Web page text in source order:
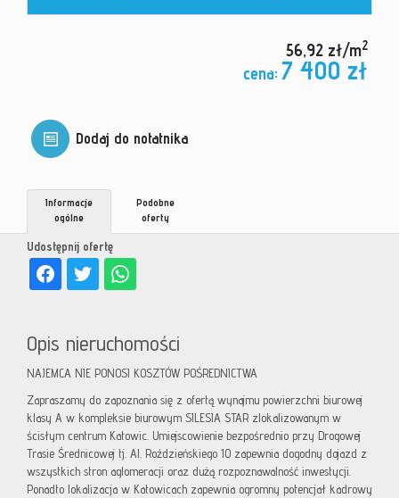
56,92 zł/m2
cena: 7 400 zł
Dodaj do notatnika
Udostępnij ofertę
Informacje
ogólne
Podobne
oferty
Opis nieruchomości
NAJEMCA NIE PONOSI KOSZTÓW POŚREDNICTWA
Zapraszamy do zapoznania się z ofertą wynajmu powierzchni biurowej
klasy A w kompleksie biurowym SILESIA STAR zlokalizowanym w
ścisłym centrum Katowic. Umiejscowienie bezpośrednio przy Drogowej
Trasie Średnicowej tj. Al. Roździeńskiego 10 zapewnia dogodny dojazd z
wszystkich stron aglomeracji oraz dużą rozpoznawalność inwestycji.
Ponadto lokalizacja w Katowicach zapewnia ogromny potencjał kadrowy